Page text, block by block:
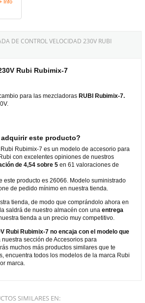
Info
DE CONTROL VELOCIDAD 230V RUBI
Rubi Rubimix-7
para las mezcladorasRUBIRubimix-7.
este producto?
Rubimix-7 es un modelo de accesorio para
con excelentes opiniones de nuestros
de 4,54 sobre 5 en 61 valoraciones de
este producto es 26066. Modelo suministrado
de pedido mínimo en nuestra tienda.
tienda, de modo que comprándolo ahora en
saldrá de nuestro almacén con unaentrega
tienda a un precio muy competitivo.
Rubi Rubimix-7 no encaja con el modelo que
nuestra sección de Accesorios para
muchos más productos similares que te
encuentra todos los modelos de la marca Rubi
marca.
SIMILARES EN: